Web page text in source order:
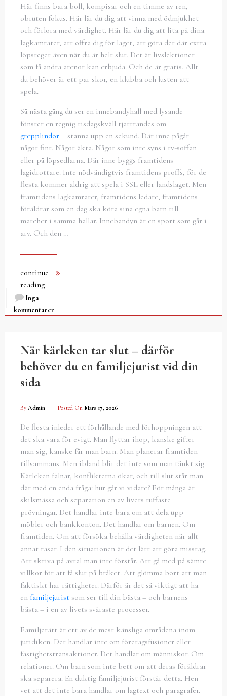
Här finns bara boll, kompisar och en timme av ren,
obruten fokus. Här lär du dig att vinna med ödmjukhet
och förlora med värdighet. Här lär du dig att lita på dina
lagkamrater, att offra dig för laget, att göra det där extra
löpsteget även när du är helt slut. Det är livslektioner
som få andra arenor kan erbjuda. Och de är gratis. Allt
du behöver är ett par skor, en klubba och lusten att
spela.
Så nästa gång du ser en innebandyhall med lysande
fönster en regnig tisdagskväll tjattrandes om
grepplindor – stanna upp en sekund. Där inne pågår
något fint. Något äkta. Något som inte syns i tv-soffan
eller på löpsedlarna. Där inne byggs framtidens
lagidrottare. Inte nödvändigtvis framtidens proffs, för de
flesta kommer aldrig att spela i SSL eller landslaget. Men
framtidens lagkamrater, framtidens ledare, framtidens
föräldrar som en dag ska köra sina egna barn till
matcher i samma hallar. Innebandyn är en sport som går i
arv. Och den …
continue
reading
Inga
kommentarer
När kärleken tar slut – därför
behöver du en familjejurist vid din
sida
By Admin Posted On Mars 17, 2026
De flesta inleder ett förhållande med förhoppningen att
det ska vara för evigt. Man flyttar ihop, kanske gifter
man sig, kanske får man barn. Man planerar framtiden
tillsammans. Men ibland blir det inte som man tänkt sig.
Kärleken falnar, konflikterna ökar, och till slut står man
där med en enda fråga: hur går vi vidare? För många är
skilsmässa och separation en av livets tuffaste
prövningar. Det handlar inte bara om att dela upp
möbler och bankkonton. Det handlar om barnen. Om
framtiden. Om att försöka behålla värdigheten när allt
annat rasar. I den situationen är det lätt att göra misstag.
Att skriva på avtal man inte förstår. Att gå med på sämre
villkor för att få slut på bråket. Att glömma bort att man
faktiskt har rättigheter. Därför är det så viktigt att ha
en familjejurist som ser till din bästa – och barnens
bästa – i en av livets svåraste processer.
Familjerätt är ett av de mest känsliga områdena inom
juridiken. Det handlar inte om företagsfusioner eller
fastighetstransaktioner. Det handlar om människor. Om
relationer. Om barn som inte bett om att deras föräldrar
ska separera. En duktig familjejurist förstår detta. Hen
vet att det inte bara handlar om lagtext och paragrafer.